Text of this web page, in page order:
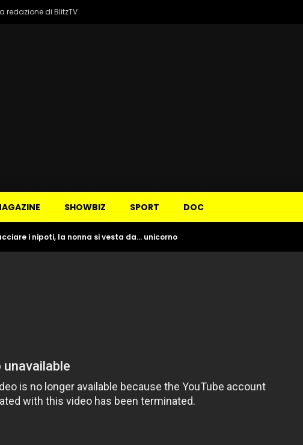
redazione di BlitzTV
SHOWBIZ SPORT DOC
i nipoti, la nonna si vesta da… unicorno